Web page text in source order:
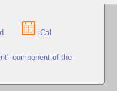
iCal
component of the